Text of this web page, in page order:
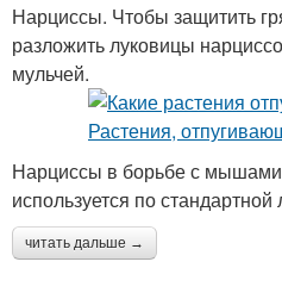
Нарциссы. Чтобы защитить
разложить луковицы
мульчей.
Нарциссы в борьбе с
используется по
читать дальше →